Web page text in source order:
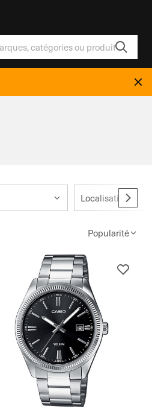
Localisation
Popularité